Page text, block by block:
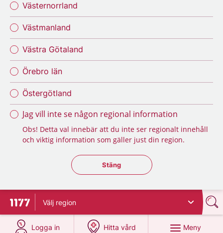
Västernorrland
Västmanland
Västra Götaland
Örebro län
Östergötland
Jag vill inte se någon regional information
Obs! Detta val innebär att du inte ser regionalt innehåll
och viktig information som gäller just din region.
Stäng regionsväljaren
Stäng
Till startsidan för 1177
Välj region
Logga in
på 1177.se
Hitta vård
på 1177.se
Meny